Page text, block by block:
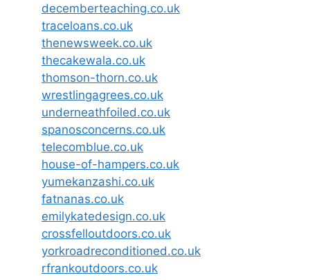
decemberteaching.co.uk
traceloans.co.uk
thenewsweek.co.uk
thecakewala.co.uk
thomson-thorn.co.uk
wrestlingagrees.co.uk
underneathfoiled.co.uk
spanosconcerns.co.uk
telecomblue.co.uk
house-of-hampers.co.uk
yumekanzashi.co.uk
fatnanas.co.uk
emilykatedesign.co.uk
crossfelloutdoors.co.uk
yorkroadreconditioned.co.uk
rfrankoutdoors.co.uk